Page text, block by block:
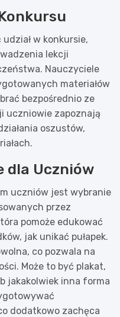
w konkursie,
lekcji
Nauczyciele
materiałów
bezpośrednio ze
uczniowie zapoznają
oszustów,
dla Uczniów
uczniów jest wybranie
przez
pomoże edukować
jak unikać pułapek.
co pozwala na
Może to być plakat,
jakakolwiek inna forma
dodatkowo zachęca